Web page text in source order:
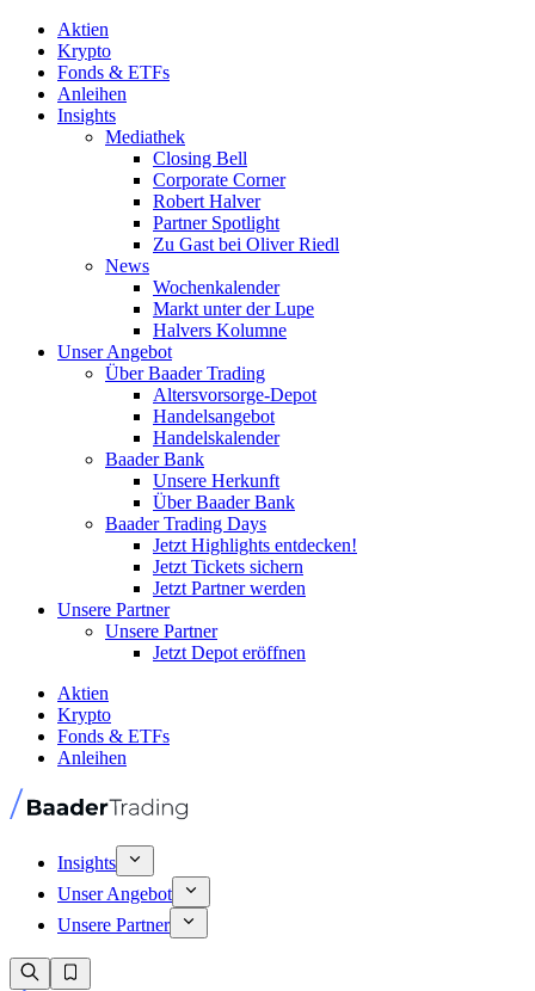
Aktien
Krypto
Fonds & ETFs
Anleihen
Insights
Mediathek
Closing Bell
Corporate Corner
Robert Halver
Partner Spotlight
Zu Gast bei Oliver Riedl
News
Wochenkalender
Markt unter der Lupe
Halvers Kolumne
Unser Angebot
Über Baader Trading
Altersvorsorge-Depot
Handelsangebot
Handelskalender
Baader Bank
Unsere Herkunft
Über Baader Bank
Baader Trading Days
Jetzt Highlights entdecken!
Jetzt Tickets sichern
Jetzt Partner werden
Unsere Partner
Unsere Partner
Jetzt Depot eröffnen
Aktien
Krypto
Fonds & ETFs
Anleihen
Insights
Unser Angebot
Unsere Partner